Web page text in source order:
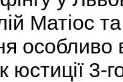
Матіос
юстиції